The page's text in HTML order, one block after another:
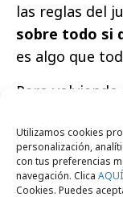
Utilizamos cookies
personalización,
con tus preferencias
navegación. Clica AQUÍ
Cookies. Puedes
las reglas del
sobre todo si
es algo que
Pero
de creer en la
no había
en numerosas